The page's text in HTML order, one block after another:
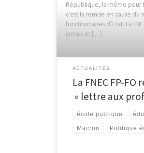
République, la même pour
c’est la remise en cause du
fonctionnaires d’Etat. La
jamais et […]
ACTUALITÉS
La FNEC FP-FO
« lettre aux
école publique
Macron Politique